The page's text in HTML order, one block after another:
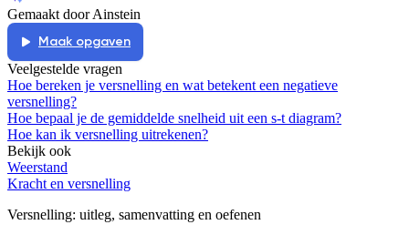
Gemaakt door Ainstein
Maak opgaven
Veelgestelde vragen
Hoe bereken je versnelling en wat betekent een negatieve
versnelling?
Hoe bepaal je de gemiddelde snelheid uit een s-t diagram?
Hoe kan ik versnelling uitrekenen?
Bekijk ook
Weerstand
Kracht en versnelling
Versnelling: uitleg, samenvatting en oefenen